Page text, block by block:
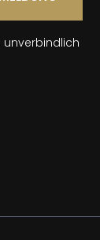
unverbindlich